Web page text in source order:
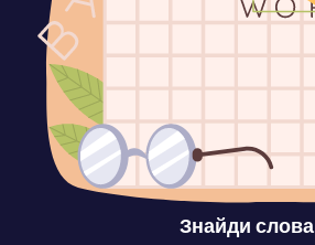
Знайди слова